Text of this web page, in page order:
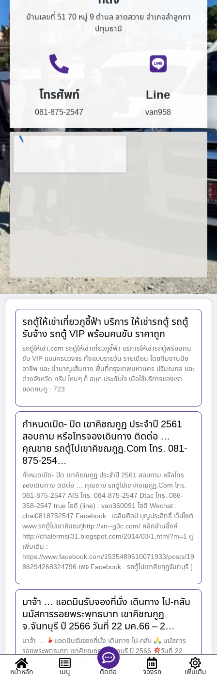
บ้านเลขที่ 51 70 หมู่ 9 ตำบล ลาดสวาย อำเภอลำลูกกา
ปทุมธานี
081-875-2547 van958
รถตู้ให้เช่าเที่ยวภูชี้ฟ้า บริการ ให้เช่ารถตู้ รถตู้
รับจ้าง รถตู้ VIP พร้อมคนขับ ราคาถูก
รถตู้ให้เช่า.com รถตู้ให้เช่าเที่ยวภูชี้ฟ้า บริการให้เช่ารถตู้พร้อมคน
ขับ VIP แบบครบวงจร ทั้งแบบรายวัน รายเดือน โดยทีมงานมือ
อาชีพ และ ชำนาญเส้นทาง พื้นที่กรุงเทพมหานคร ปริมณฑล และ
ต่างจังหวัด ทริป ไหนๆ ก็ สนุก ประทับใจ เมื่อใช้บริการของเรา
ยอดคนดู : 723
กำหนดเปิด- ปิด เขาคิชฌกูฏ ประจำปี 2561
สอบถาม หรือโทรจองเดินทาง ติดต่อ …
คุณชาย รถตู้ไปเขาคิชฌกูฏ.Com โทร. 081-
875-254…
กำหนดเปิด- ปิด เขาคิชฌกูฏ ประจำปี 2561 สอบถาม หรือโทร
จองเดินทาง ติดต่อ … คุณชาย รถตู้ไปเขาคิชฌกูฏ.Com โทร.
081-875-2547 AIS โทร. 084-875-2547 Dtac โทร. 086-
358-2547 true ไอดี (line) : van360091 ไอดี Wechat :
chai0818752547 Facebook : เฉลิมศิลป์ บุญประสิทธิ์ เว๊ปไซต์
www.รถตู้ไปเขาคิชฌกูhttp://xn--g3c.com/ คลิกอ่านลิ้งค์
http://chalermsil31.blogspot.com/2014/03/1.html?m=1 ดู
เพิ่มเติม :
https://www.facebook.com/1535489610071933/posts/19
86294268324796 เพจ Facebook : รถตู้ไปเขาคิชกุฏจันทบุรี [
มาจ้า … แอดมินรับจองที่นั่ง เดินทาง ไป-กลับ
นมัสการรอยพระพุทธบาท เขาคิชฌกูฏ
จ.จันทบุรี ปี 2566 วันที่ 22 มค.66 – 2…
มาจ้า … แอดมินรับจองที่นั่ง เดินทาง ไป-กลับ
นมัสการ
รอยพระพุทธบาท เขาคิชฌกูฏ จ.จันทบุรี ปี 2566
วันที่ 22
มค.66 – 22 มีค.66
ค่าเดินทางไป – กลับ ท่านละ 620
บาท
โปรแกรมเดินทางรอบกลางวัน
เวลา 04.30 น. รถ
หน้าหลัก เมนู ติดต่อ จองรถ เพิ่มเติม